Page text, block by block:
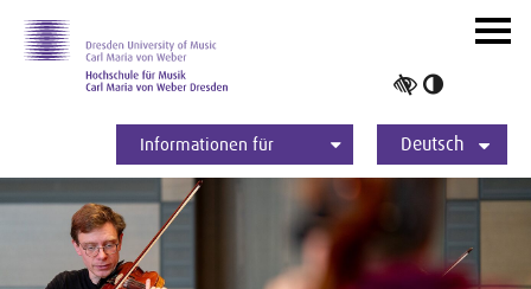
Informationen für
Studierende
Bewerber*innen
International
Presse
Alumni
Deutsch
English
ein-/